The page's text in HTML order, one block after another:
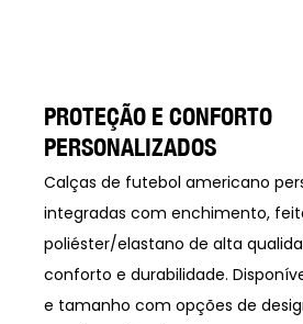
PROTEÇÃO E CONFORTO
PERSONALIZADOS
Calças de futebol americano
integradas com enchimento,
poliéster/elastano de alta
conforto e durabilidade.
e tamanho com opções de